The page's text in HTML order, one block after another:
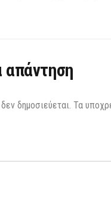
απάντηση
δημοσιεύεται. Τα